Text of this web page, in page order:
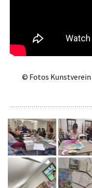
© Fotos Kunstverein